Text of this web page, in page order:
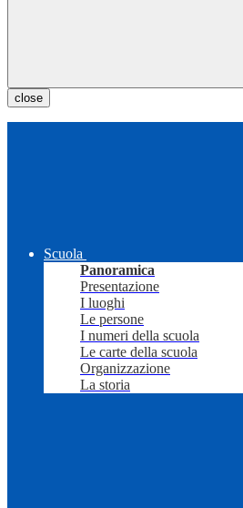
close
Scuola
Panoramica
Presentazione
I luoghi
Le persone
I numeri della scuola
Le carte della scuola
Organizzazione
La storia